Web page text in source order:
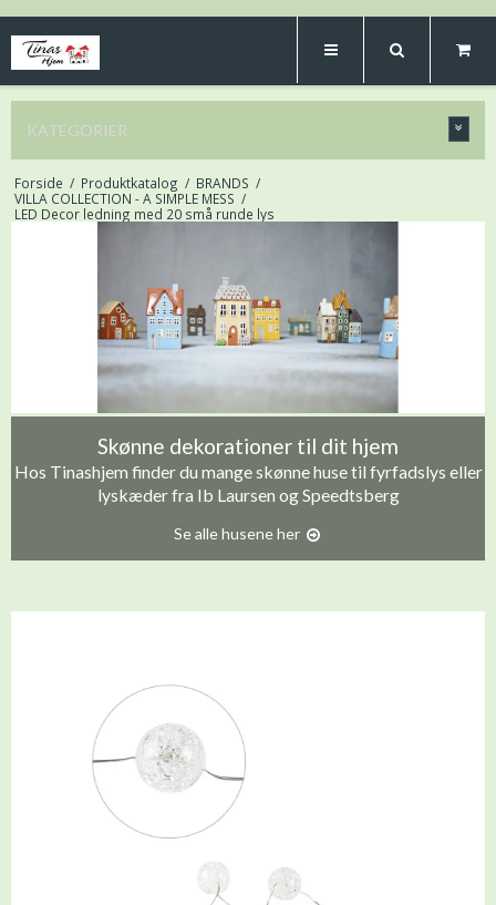
KATEGORIER
Forside / Produktkatalog / BRANDS /
VILLA COLLECTION - A SIMPLE MESS /
LED Decor ledning med 20 små runde lys
Skønne dekorationer til dit hjem
Hos Tinashjem finder du mange skønne huse til fyrfadslys eller
lyskæder fra Ib Laursen og Speedtsberg
Se alle husene her